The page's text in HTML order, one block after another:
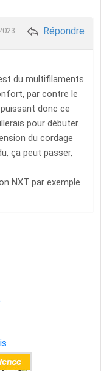
Répondre
du multifilaments
par contre le
donc ce
pour débuter.
du cordage
ça peut passer,
NXT par exemple